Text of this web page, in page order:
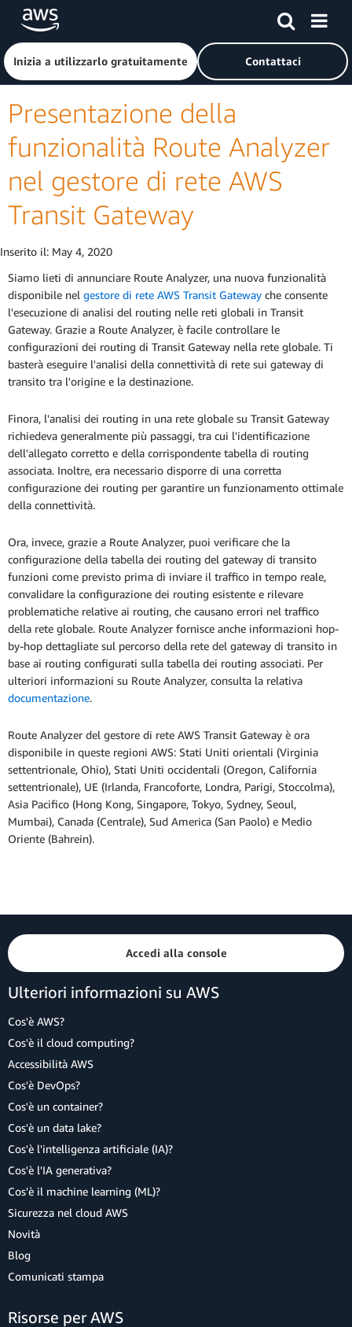
Passa al contenuto principale
Fai clic qui per tornare alla home page di Amazon Web
Inizia a utilizzarlo gratuitamente Contattaci
Presentazione della
funzionalità Route Analyzer
nel gestore di rete AWS
Transit Gateway
Inserito il: May 4, 2020
Siamo lieti di annunciare Route Analyzer, una nuova funzionalità
disponibile nel gestore di rete AWS Transit Gateway che consente
l'esecuzione di analisi del routing nelle reti globali in Transit
Gateway. Grazie a Route Analyzer, è facile controllare le
configurazioni dei routing di Transit Gateway nella rete globale. Ti
basterà eseguire l'analisi della connettività di rete sui gateway di
transito tra l'origine e la destinazione.
Finora, l'analisi dei routing in una rete globale su Transit Gateway
richiedeva generalmente più passaggi, tra cui l'identificazione
dell'allegato corretto e della corrispondente tabella di routing
associata. Inoltre, era necessario disporre di una corretta
configurazione dei routing per garantire un funzionamento ottimale
della connettività.
Ora, invece, grazie a Route Analyzer, puoi verificare che la
configurazione della tabella dei routing del gateway di transito
funzioni come previsto prima di inviare il traffico in tempo reale,
convalidare la configurazione dei routing esistente e rilevare
problematiche relative ai routing, che causano errori nel traffico
della rete globale. Route Analyzer fornisce anche informazioni hop-
by-hop dettagliate sul percorso della rete del gateway di transito in
base ai routing configurati sulla tabella dei routing associati. Per
ulteriori informazioni su Route Analyzer, consulta la relativa
documentazione.
Route Analyzer del gestore di rete AWS Transit Gateway è ora
disponibile in queste regioni AWS: Stati Uniti orientali (Virginia
settentrionale, Ohio), Stati Uniti occidentali (Oregon, California
settentrionale), UE (Irlanda, Francoforte, Londra, Parigi, Stoccolma),
Asia Pacifico (Hong Kong, Singapore, Tokyo, Sydney, Seoul,
Mumbai), Canada (Centrale), Sud America (San Paolo) e Medio
Oriente (Bahrein).
Accedi alla console
Ulteriori informazioni su AWS
Cos'è AWS?
Cos'è il cloud computing?
Accessibilità AWS
Cos'è DevOps?
Cos'è un container?
Cos'è un data lake?
Cos'è l'intelligenza artificiale (IA)?
Cos'è l'IA generativa?
Cos'è il machine learning (ML)?
Sicurezza nel cloud AWS
Novità
Blog
Comunicati stampa
Risorse per AWS